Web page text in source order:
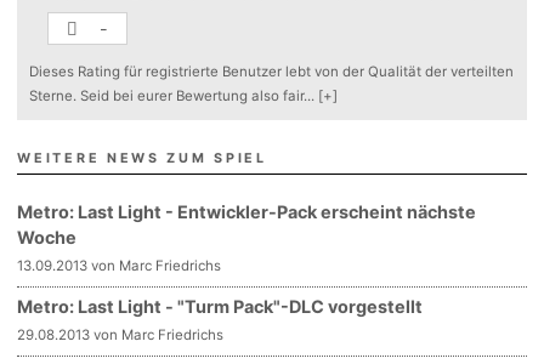
-
Dieses Rating für registrierte Benutzer lebt von der Qualität der verteilten
Sterne. Seid bei eurer Bewertung also fair... [+]
WEITERE NEWS ZUM SPIEL
Metro: Last Light - Entwickler-Pack erscheint nächste
Woche
13.09.2013 von Marc Friedrichs
Metro: Last Light - "Turm Pack"-DLC vorgestellt
29.08.2013 von Marc Friedrichs